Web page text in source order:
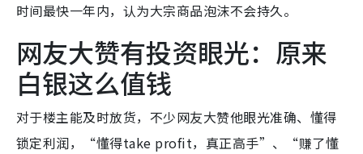
时间最快一年内，认为大宗商品泡沫不会持久。
网友大赞有投资眼光：原来
白银这么值钱
对于楼主能及时放货，不少网友大赞他眼光准确、懂得
锁定利润，“懂得take profit，真正高手”、“赚了懂